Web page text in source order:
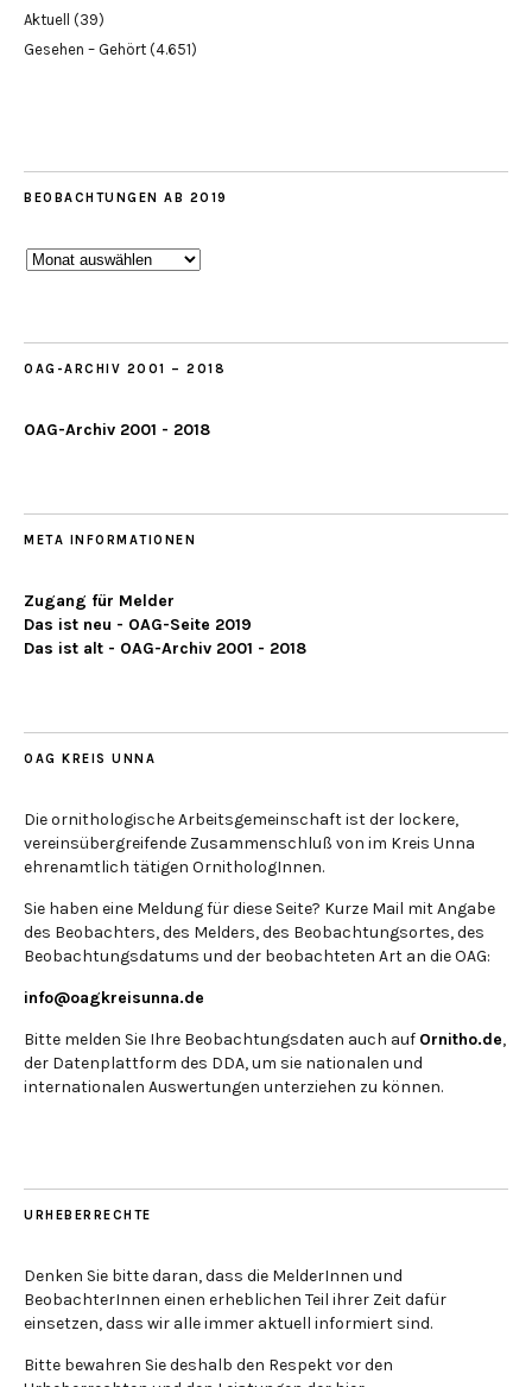
Aktuell
(39)
Gesehen – Gehört (4.651)
BEOBACHTUNGEN AB 2019
Beobachtungen
OAG-ARCHIV 2001 – 2018
OAG-Archiv 2001 - 2018
META INFORMATIONEN
Zugang für Melder
Das ist neu - OAG-Seite 2019
Das ist alt - OAG-Archiv 2001 - 2018
OAG KREIS UNNA
Die ornithologische Arbeitsgemeinschaft ist der lockere,
vereinsübergreifende Zusammenschluß von im Kreis Unna
ehrenamtlich tätigen OrnithologInnen.
Sie haben eine Meldung für diese Seite? Kurze Mail mit Angabe
des Beobachters, des Melders, des Beobachtungsortes, des
Beobachtungsdatums und der beobachteten Art an die OAG:
info@oagkreisunna.de
Bitte melden Sie Ihre Beobachtungsdaten auch auf Ornitho.de,
der Datenplattform des DDA, um sie nationalen und
internationalen Auswertungen unterziehen zu können.
URHEBERRECHTE
Denken Sie bitte daran, dass die MelderInnen und
BeobachterInnen einen erheblichen Teil ihrer Zeit dafür
einsetzen, dass wir alle immer aktuell informiert sind.
Bitte bewahren Sie deshalb den Respekt vor den